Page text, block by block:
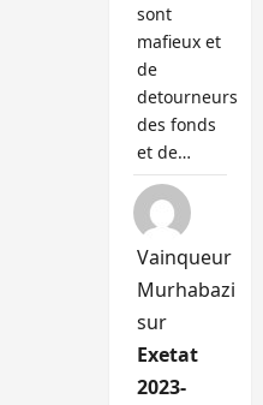
sont
mafieux et
de
detourneurs
des fonds
et de…
Vainqueur
Murhabazi
sur
Exetat
2023-